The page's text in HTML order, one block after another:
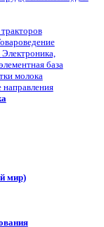
Электроника,
база
молока
направления
мир)